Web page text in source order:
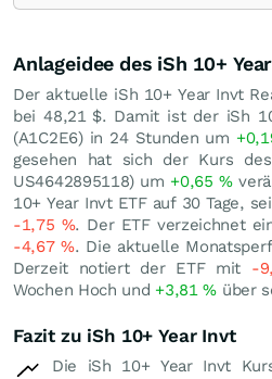
Anlageidee des iSh 10+
Der aktuelle iSh 10+ Year Invt
bei 48,21 $. Damit ist der iSh
(A1C2E6) in 24 Stunden um
gesehen hat sich der Kurs
US4642895118) um +0,65%
10+ Year Invt ETF auf 30 Tage,
-1,75 %. Der ETF verzeichnet
-4,67%. Die aktuelle
Derzeit notiert der ETF mit -
Wochen Hoch und +3,81% über
Fazit zu iSh 10+ Year Invt
Die iSh 10+ Year Invt